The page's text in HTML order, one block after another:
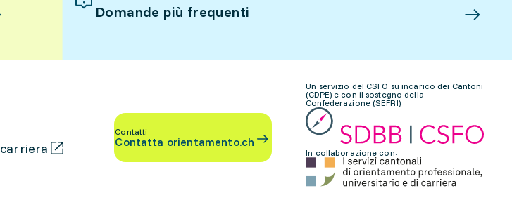
Domande più frequenti
carriera
Contatti
Contatta orientamento.ch
Un servizio del CSFO su incarico dei Cantoni
(CDPE) e con il sostegno della
Confederazione (SEFRI)
In collaborazione con: